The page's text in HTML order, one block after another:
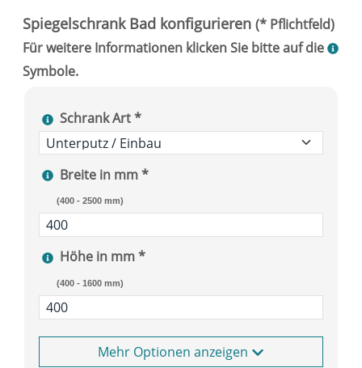
Schrank Art *
Breite in mm *
(400 - 2500 mm)
Höhe in mm *
(400 - 1600 mm)
Optionen anzeigen